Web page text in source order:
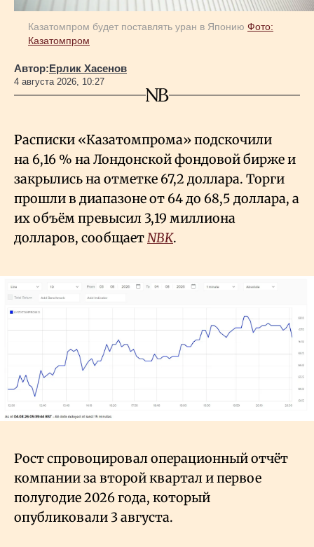
Казатомпром будет поставлять уран в Японию Фото:
Казатомпром
Автор:Ерлик Хасенов
4 августа 2026, 10:27
Расписки «Казатомпрома» подскочили
на 6,16 % на Лондонской фондовой бирже и
закрылись на отметке 67,2 доллара. Торги
прошли в диапазоне от 64 до 68,5 доллара, а
их объём превысил 3,19 миллиона
долларов, сообщает NBK.
Рост спровоцировал операционный отчёт
компании за второй квартал и первое
полугодие 2026 года, который
опубликовали 3 августа.